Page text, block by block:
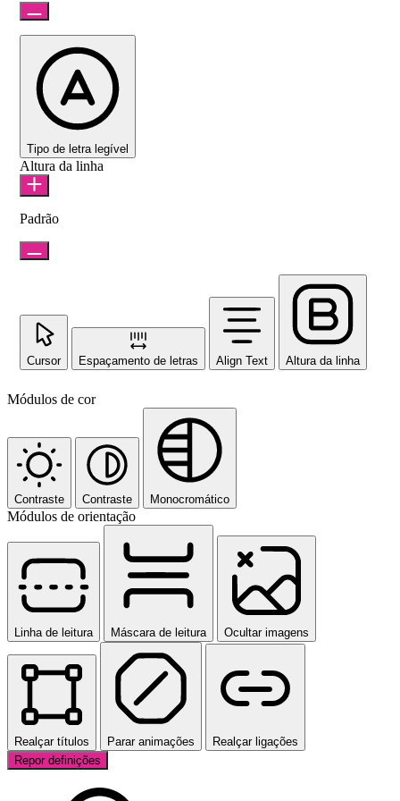
Tipo de letra legível
Altura da linha
Padrão
Cursor Espaçamento de letras Align Text Altura da linha
Módulos de cor
Contraste Contraste Monocromático
Módulos de orientação
Linha de leitura Máscara de leitura Ocultar imagens
Realçar títulos Parar animações
Realçar ligações
Repor definições